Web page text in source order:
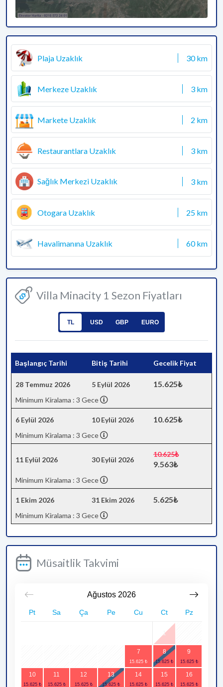
Plaja Uzaklık 30 km
Merkeze Uzaklık 3 km
Markete Uzaklık 2 km
Restaurantlara Uzaklık 3 km
Sağlık Merkezi Uzaklık 3 km
Otogara Uzaklık 25 km
Havalimanına Uzaklık 60 km
Villa Minacity 1 Sezon Fiyatları
TL USD GBP EURO
Başlangıç Tarihi Bitiş Tarihi Gecelik Fiyat
28 Temmuz 2026 5 Eylül 2026 15.625₺
Minimum Kiralama : 3 Gece
6 Eylül 2026 10 Eylül 2026 10.625₺
Minimum Kiralama : 3 Gece
11 Eylül 2026 30 Eylül 2026
10.625₺
9.563₺
Minimum Kiralama : 3 Gece
1 Ekim 2026 31 Ekim 2026 5.625₺
Minimum Kiralama : 3 Gece
Müsaitlik Takvimi
Ağustos 2026
Pt Sa Ça Pe Cu Ct Pz
1
7 8 9
10 11 12 13 14 15 16